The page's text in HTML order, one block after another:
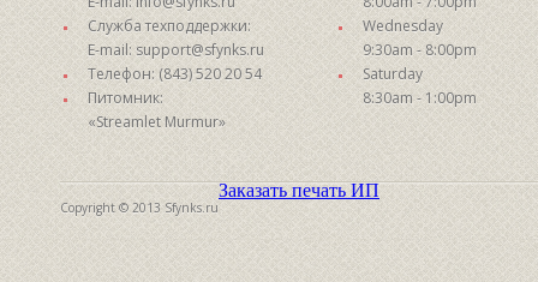
Служба техподдержки:
E-mail: support@sfynks.ru
Телефон: (843) 520 20 54
Питомник:
«Streamlet Murmur»
Wednesday
9:30am - 8:00pm
Saturday
8:30am - 1:00pm
Copyright © 2013 Sfynks.ru
Заказать печать ИП